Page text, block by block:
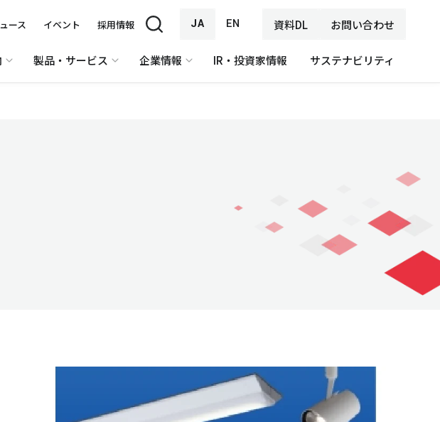
ース イベント 採用情報 JA EN 資料DL お問い合わせ
製品・サービス 企業情報 IR・投資家情報 サステナビリティ